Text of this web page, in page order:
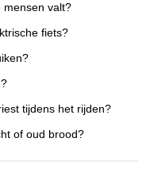
mensen valt?
fiets?
tijdens het rijden?
of oud brood?